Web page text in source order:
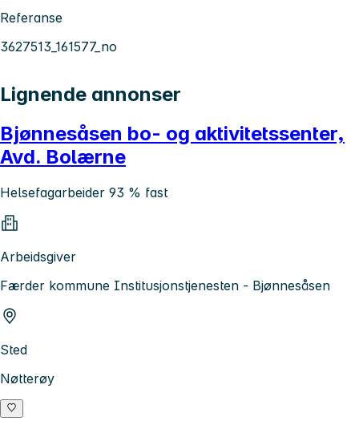
Referanse
3627513_161577_no
Lignende annonser
Bjønnesåsen bo- og aktivitetssenter,
Avd. Bolærne
Helsefagarbeider 93 % fast
Arbeidsgiver
Færder kommune Institusjonstjenesten - Bjønnesåsen
Sted
Nøtterøy